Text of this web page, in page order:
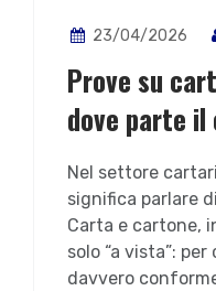
23/04/2026
Prove su
dove parte
Nel settore
significa parlare di
Carta e cartone,
solo “a vista”:
davvero